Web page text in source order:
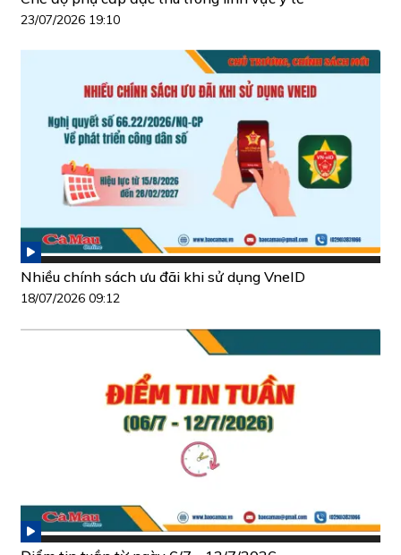
23/07/2026 19:10
Nhiều chính sách ưu đãi khi sử dụng VneID
18/07/2026 09:12